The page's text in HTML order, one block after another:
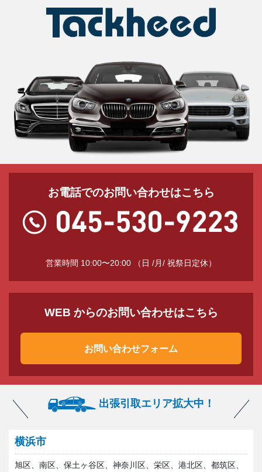
お電話でのお問い合わせはこちら
営業時間 10:00〜20:00 （日 /月/ 祝祭日定休）
WEB からのお問い合わせはこちら
お問い合わせフォーム
出張引取エリア拡大中！
横浜市
旭区、南区、保土ヶ谷区、神奈川区、栄区、港北区、都筑区、